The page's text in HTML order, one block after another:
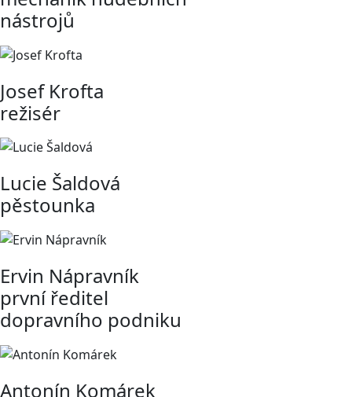
nástrojů
Josef Krofta
režisér
Lucie Šaldová
pěstounka
Ervin Nápravník
první ředitel
dopravního podniku
Antonín Komárek